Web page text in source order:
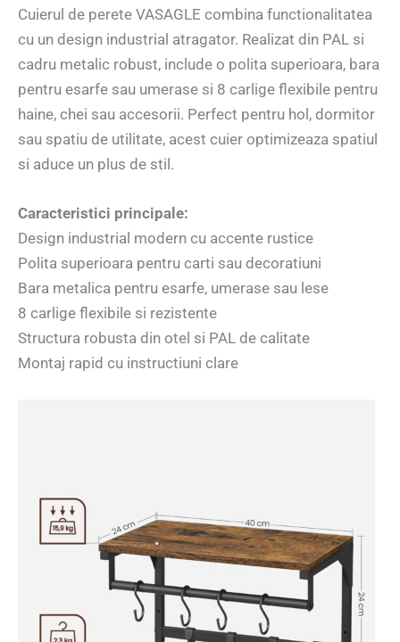
Cuierul de perete VASAGLE combina functionalitatea
cu un design industrial atragator. Realizat din PAL si
cadru metalic robust, include o polita superioara, bara
pentru esarfe sau umerase si 8 carlige flexibile pentru
haine, chei sau accesorii. Perfect pentru hol, dormitor
sau spatiu de utilitate, acest cuier optimizeaza spatiul
si aduce un plus de stil.
Caracteristici principale:
Design industrial modern cu accente rustice
Polita superioara pentru carti sau decoratiuni
Bara metalica pentru esarfe, umerase sau lese
8 carlige flexibile si rezistente
Structura robusta din otel si PAL de calitate
Montaj rapid cu instructiuni clare